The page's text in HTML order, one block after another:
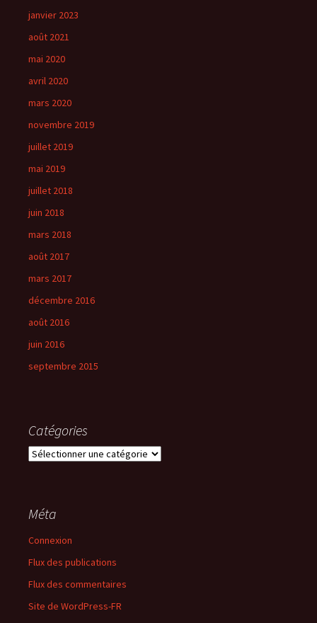
janvier 2023
août 2021
mai 2020
avril 2020
mars 2020
novembre 2019
juillet 2019
mai 2019
juillet 2018
juin 2018
mars 2018
août 2017
mars 2017
décembre 2016
août 2016
juin 2016
septembre 2015
Catégories
Catégories
Méta
Connexion
Flux des publications
Flux des commentaires
Site de WordPress-FR